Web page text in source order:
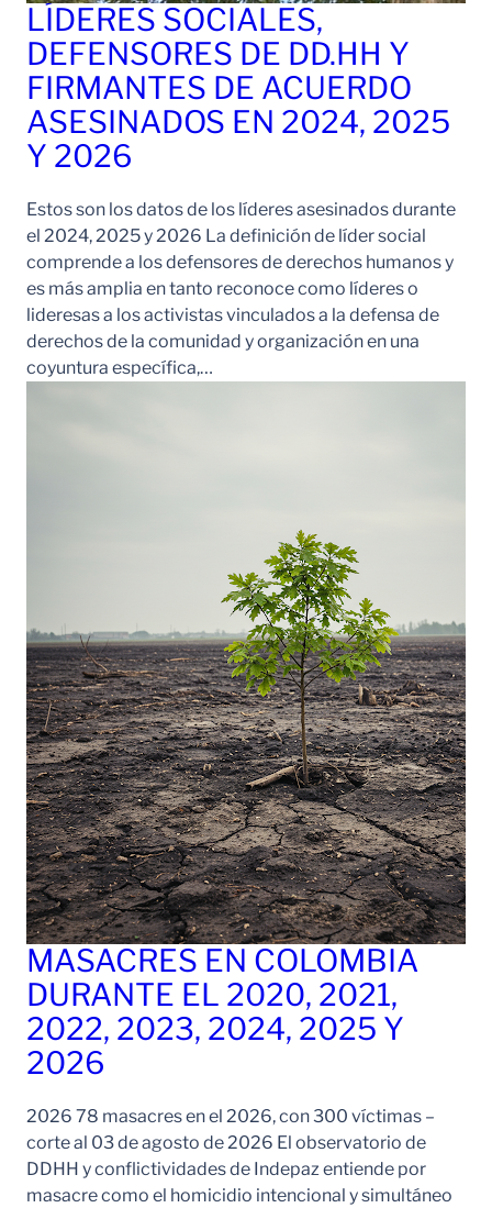
LÍDERES SOCIALES,
DEFENSORES DE DD.HH Y
FIRMANTES DE ACUERDO
ASESINADOS EN 2024, 2025
Y 2026
Estos son los datos de los líderes asesinados durante
el 2024, 2025 y 2026 La definición de líder social
comprende a los defensores de derechos humanos y
es más amplia en tanto reconoce como líderes o
lideresas a los activistas vinculados a la defensa de
derechos de la comunidad y organización en una
coyuntura específica,…
MASACRES EN COLOMBIA
DURANTE EL 2020, 2021,
2022, 2023, 2024, 2025 Y
2026
2026 78 masacres en el 2026, con 300 víctimas –
corte al 03 de agosto de 2026 El observatorio de
DDHH y conflictividades de Indepaz entiende por
masacre como el homicidio intencional y simultáneo